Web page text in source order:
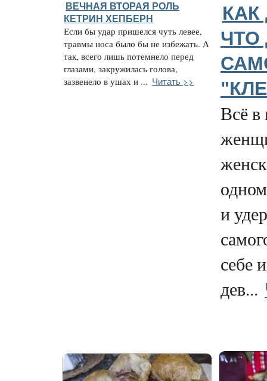
ВЕЧНАЯ ВТОРАЯ РОЛЬ
КЕТРИН ХЕПБЕРН
Если бы удар пришелся чуть левее,
травмы носа было бы не избежать. А
так, всего лишь потемнело перед
глазами, закружилась голова,
зазвенело в ушах и ... Читать >>
КАК
ЧТО
Всё в
и
себе
дев...